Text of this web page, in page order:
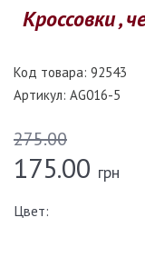
Кроссовки ,
Код товара: 92543
Артикул: AG016-5
275.00
175.00 грн
Цвет: